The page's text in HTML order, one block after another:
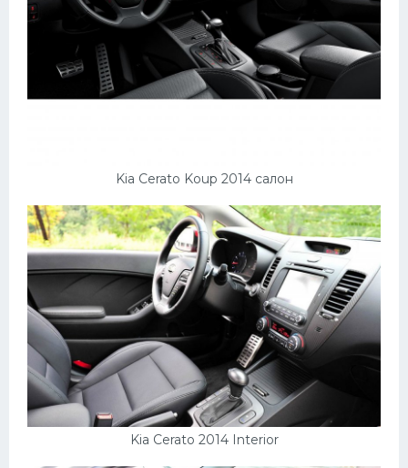
Kia Cerato Koup 2014 салон
Kia Cerato 2014 Interior